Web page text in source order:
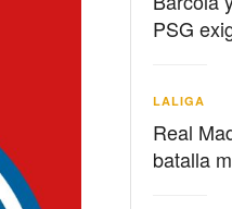
PSG
LALIGA
Real
batalla